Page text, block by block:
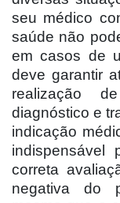
seu médico
saúde não
em casos de
deve garantir
realização
diagnóstico e
indicação
indispensável
correta
negativa do